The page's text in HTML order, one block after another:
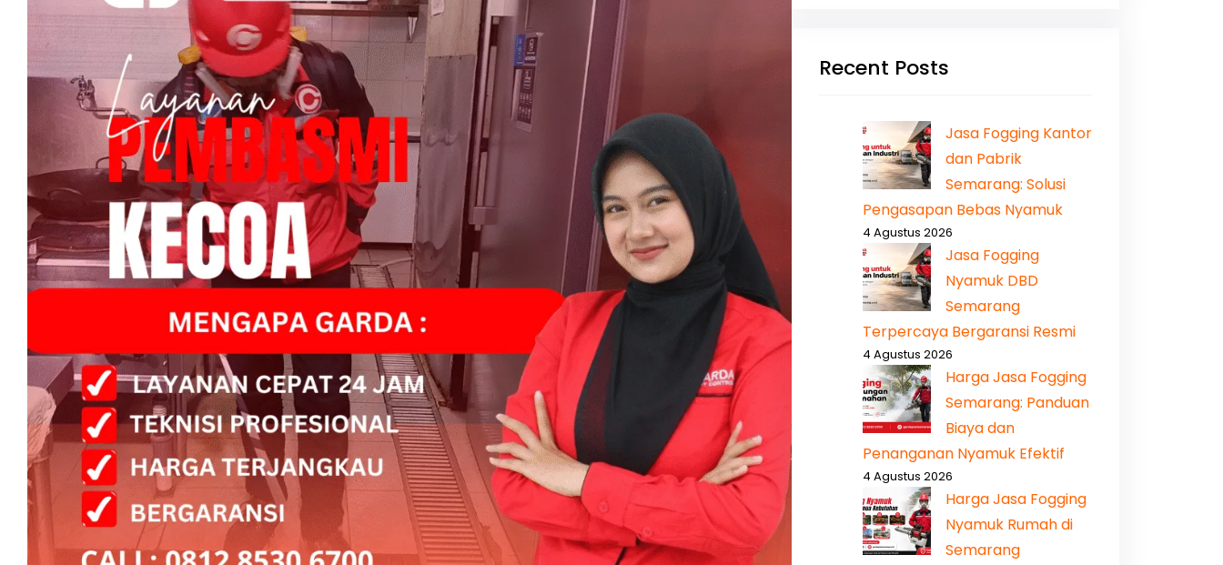
Recent Posts
Jasa Fogging Kantor
dan Pabrik
Semarang: Solusi
Pengasapan Bebas Nyamuk
4 Agustus 2026
Jasa Fogging
Nyamuk DBD
Semarang
Terpercaya Bergaransi Resmi
4 Agustus 2026
Harga Jasa Fogging
Semarang: Panduan
Biaya dan
Penanganan Nyamuk Efektif
4 Agustus 2026
Harga Jasa Fogging
Nyamuk Rumah di
Semarang